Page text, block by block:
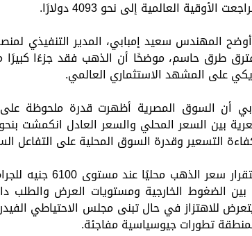
الأوقية العالمية إلى نحو 4093 دولارًا.
المهندس سعيد إمبابي، المدير التنفيذي
طرق حاسم، موضحًا أن الذهب فقد جزءًا
على المشهد الاستثماري العالمي.
أن السوق المصرية أظهرت قدرة ملحوظة على
التسعير وقدرة السوق المحلية على التفاعل
وأكد أن استقرار
الضغوط الخارجية ومستويات العرض والطلب
للاهتزاز في حال تبنى مجلس الاحتياطي
تطورات جيوسياسية مفاجئة.